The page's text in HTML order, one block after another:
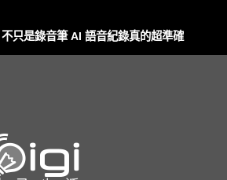
只是錄音筆 AI 語音紀錄真的超準確